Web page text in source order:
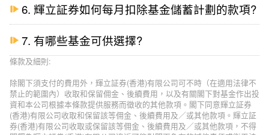
6. 輝立証券如何每月扣除基金儲蓄計劃的款項?
7. 有哪些基金可供選擇?
條款及細則:
除閣下須支付的費用外，輝立証券(香港)有限公司可不時（在適用法律不
禁止的範圍內）收取和保留佣金、後續費用，以及有關閣下對基金作出投
資和本公司根據本條款提供服務而徵收的其他款項。閣下同意輝立証券
(香港)有限公司收取和保留該等佣金、後續費用及／或其他款項。輝立証
券(香港)有限公司收取或保留該等佣金、後續費用及／或其他款項，不得